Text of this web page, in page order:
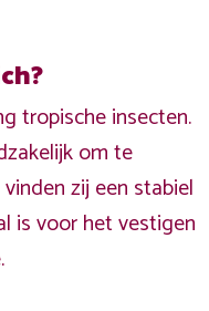
tropische insecten.
om te
zij een stabiel
is voor het vestigen